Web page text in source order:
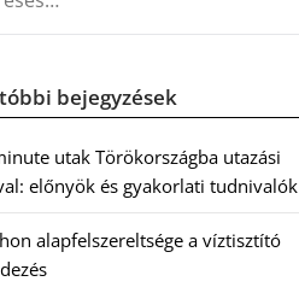
bejegyzések
utak Törökországba utazási
előnyök és gyakorlati tudnivalók
alapfelszereltsége a víztisztító